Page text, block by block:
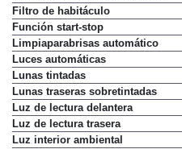
Elevalunas eléctricos traseros
Filtro de habitáculo
Función start-stop
Limpiaparabrisas automático
Luces automáticas
Lunas tintadas
Lunas traseras sobretintadas
Luz de lectura delantera
Luz de lectura trasera